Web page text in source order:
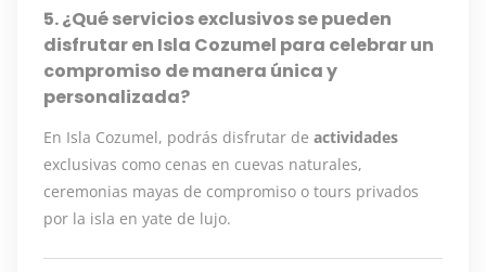
5. ¿Qué servicios exclusivos se pueden
disfrutar en Isla Cozumel para celebrar un
compromiso de manera única y
personalizada?
En Isla Cozumel, podrás disfrutar de actividades
exclusivas como cenas en cuevas naturales,
ceremonias mayas de compromiso o tours privados
por la isla en yate de lujo.